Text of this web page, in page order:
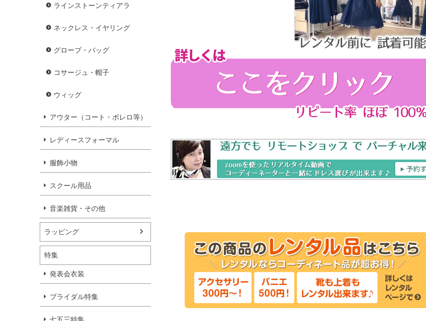
ラインストーンティアラ
ネックレス・イヤリング
グローブ・バッグ
コサージュ・帽子
ウィッグ
アウター（コート・ボレロ等）
レディースフォーマル
服飾小物
スクール用品
音楽雑貨・その他
ラッピング
特集
発表会衣装
ブライダル特集